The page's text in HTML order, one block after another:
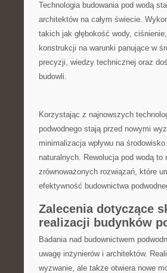
Technologia budowania pod wodą
architektów na całym świecie.
takich jak głębokość wody,
konstrukcji na warunki ‍panujące w
precyzji, wiedzy‍ technicznej oraz
budowli.
Korzystając z najnowszych
podwodnego stają przed nowymi
minimalizacja wpływu ​na
naturalnych. Rewolucja pod wodą
zrównoważonych rozwiązań, które
efektywność budownictwa
Zalecenia dotyczące
realizacji budynków
Badania nad budownictwem
uwagę inżynierów i architektów.
wyzwanie, ale także otwiera‍ nowe